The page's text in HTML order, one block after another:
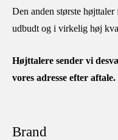
Den anden største
udbudt og i virkelig høj
Højttalere sender vi
vores adresse efter aftale.
Brand